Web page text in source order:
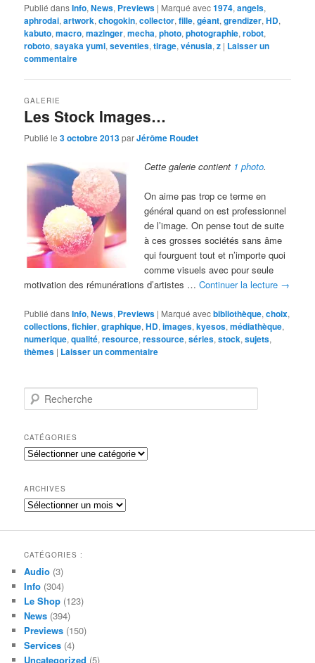
Publié dansInfo,News, Previews | Marqué avec1974,angels,
aphrodai,artwork,chogokin,collector,fille,géant,grendizer,HD,
kabuto,macro,mazinger,mecha,photo,photographie,robot,
roboto,sayaka yumi,seventies,tirage,vénusia,z | Laisser un
commentaire
Les Stock Images…
GALERIE
Publié le3 octobre 2013parJérôme Roudet
Cette galerie contient 1 photo.
On aime pas trop ce terme en
général quand on est professionnel
de l’image. On pense tout de suite
à ces grosses sociétés sans âme
qui fourguent tout et n’importe quoi
comme visuels avec pour seule
motivation des rémunérations d’artistes …Continuer la lecture →
Publié dansInfo,News, Previews | Marqué avecbibliothèque,choix,
collections,fichier,graphique,HD,images,kyesos,médiathèque,
numerique,qualité,resource,ressource,séries,stock,sujets,
thèmes | Laisser un commentaire
e
h
e
r
h
e
CATÉGORIES
Catégories
ARCHIVES
Archives
CATÉGORIES :
Audio (3)
Info (304)
Le Shop (123)
News (394)
Previews (150)
Services (4)
Uncategorized (5)